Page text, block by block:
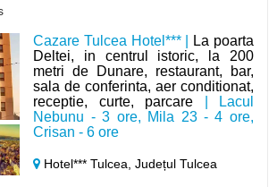
Cazare Tulcea Hotel*** |
La poarta
Deltei, in centrul istoric, la 200
metri de Dunare, restaurant, bar,
sala de conferinta, aer conditionat,
receptie, curte, parcare | Lacul
Nebunu - 3 ore, Mila 23 - 4 ore,
Crisan - 6 ore
Hotel*** Tulcea,Județul Tulcea